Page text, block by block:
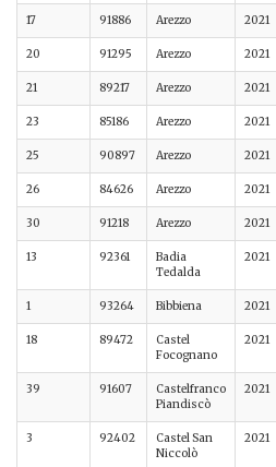
17 91886 Arezzo 2021
20 91295 Arezzo 2021
21 89217 Arezzo 2021
23 85186 Arezzo 2021
25 90897 Arezzo 2021
26 84626 Arezzo 2021
30 91218 Arezzo 2021
13 92361
Badia
Tedalda
2021
1 93264 Bibbiena 2021
18 89472
Castel
Focognano
2021
39 91607
Castelfranco
Piandiscò
2021
3 92402
Castel San
Niccolò
2021